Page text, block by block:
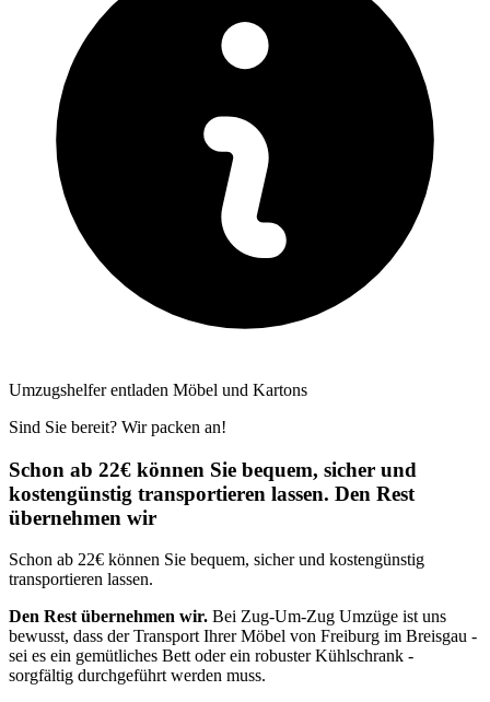
Umzugshelfer entladen Möbel und Kartons
Sind Sie bereit? Wir packen an!
Schon ab 22€ können Sie bequem, sicher und
kostengünstig transportieren lassen. Den Rest
übernehmen wir
Schon ab 22€ können Sie bequem, sicher und kostengünstig
transportieren lassen.
Den Rest übernehmen wir. Bei Zug-Um-Zug Umzüge ist uns
bewusst, dass der Transport Ihrer Möbel von Freiburg im Breisgau -
sei es ein gemütliches Bett oder ein robuster Kühlschrank -
sorgfältig durchgeführt werden muss.